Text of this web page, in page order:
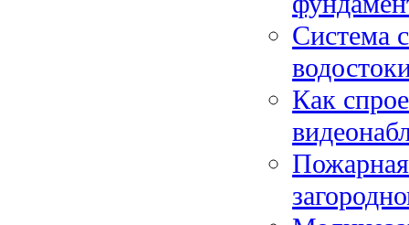
Система
Как